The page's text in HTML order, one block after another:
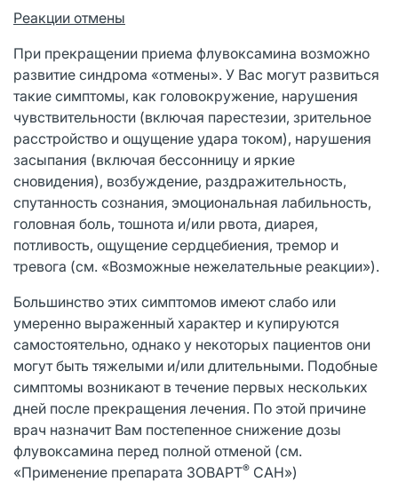
Реакции отмены
При прекращении приема флувоксамина возможно
развитие синдрома «отмены». У Вас могут развиться
такие симптомы, как головокружение, нарушения
чувствительности (включая парестезии, зрительное
расстройство и ощущение удара током), нарушения
засыпания (включая бессонницу и яркие
сновидения), возбуждение, раздражительность,
спутанность сознания, эмоциональная лабильность,
головная боль, тошнота и/или рвота, диарея,
потливость, ощущение сердцебиения, тремор и
тревога (см. «Возможные нежелательные реакции»).
Большинство этих симптомов имеют слабо или
умеренно выраженный характер и купируются
самостоятельно, однако у некоторых пациентов они
могут быть тяжелыми и/или длительными. Подобные
симптомы возникают в течение первых нескольких
дней после прекращения лечения. По этой причине
врач назначит Вам постепенное снижение дозы
флувоксамина перед полной отменой (см.
«Применение препарата ЗОВАРТ® САН»)